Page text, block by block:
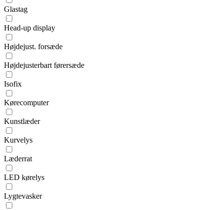
Glastag
Head-up display
Højdejust. forsæde
Højdejusterbart førersæde
Isofix
Kørecomputer
Kunstlæder
Kurvelys
Læderrat
LED kørelys
Lygtevasker